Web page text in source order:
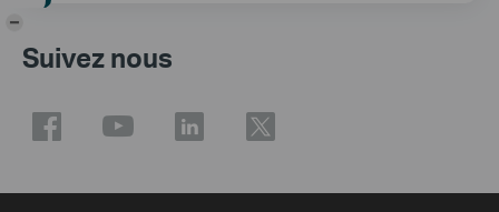
Suivez nous
-